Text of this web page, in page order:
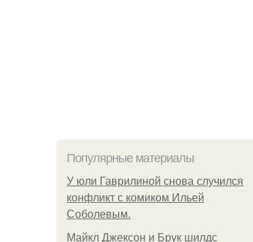
Популярные материалы
У юли Гаврилиной снова случился
конфликт с комиком Ильей
Соболевым.
Майкл Джексон и Брук шилдс